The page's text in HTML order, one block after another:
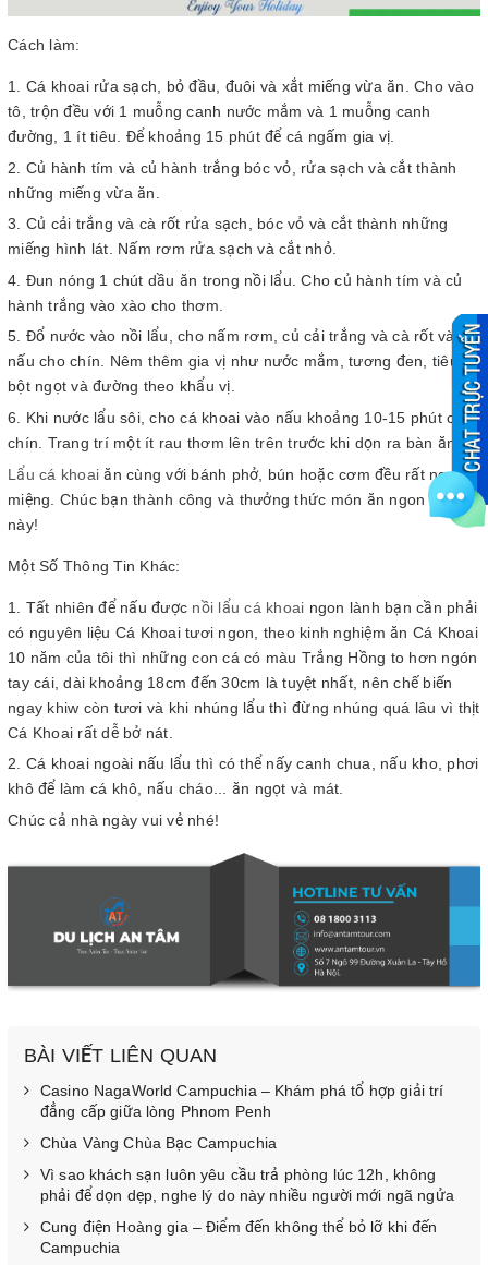
Cách làm:
Cá khoai rửa sạch, bỏ đầu, đuôi và xắt miếng vừa ăn. Cho vào
tô, trộn đều với 1 muỗng canh nước mắm và 1 muỗng canh
đường, 1 ít tiêu. Để khoảng 15 phút để cá ngấm gia vị.
Củ hành tím và củ hành trắng bóc vỏ, rửa sạch và cắt thành
những miếng vừa ăn.
Củ cải trắng và cà rốt rửa sạch, bóc vỏ và cắt thành những
miếng hình lát. Nấm rơm rửa sạch và cắt nhỏ.
Đun nóng 1 chút dầu ăn trong nồi lẩu. Cho củ hành tím và củ
hành trắng vào xào cho thơm.
Đổ nước vào nồi lẩu, cho nấm rơm, củ cải trắng và cà rốt vào
nấu cho chín. Nêm thêm gia vị như nước mắm, tương đen, tiêu,
bột ngọt và đường theo khẩu vị.
Khi nước lẩu sôi, cho cá khoai vào nấu khoảng 10-15 phút cho
chín. Trang trí một ít rau thơm lên trên trước khi dọn ra bàn ăn.
Lẩu cá khoai ăn cùng với bánh phở, bún hoặc cơm đều rất ngon
miệng. Chúc bạn thành công và thưởng thức món ăn ngon miệng
này!
Một Số Thông Tin Khác:
Tất nhiên để nấu được nồi lẩu cá khoai ngon lành bạn cần phải
có nguyên liệu Cá Khoai tươi ngon, theo kinh nghiệm ăn Cá Khoai
10 năm của tôi thì những con cá có màu Trắng Hồng to hơn ngón
tay cái, dài khoảng 18cm đến 30cm là tuyệt nhất, nên chế biến
ngay khiw còn tươi và khi nhúng lẩu thì đừng nhúng quá lâu vì thịt
Cá Khoai rất dễ bở nát.
Cá khoai ngoài nấu lẩu thì có thể nấy canh chua, nấu kho, phơi
khô để làm cá khô, nấu cháo... ăn ngọt và mát.
Chúc cả nhà ngày vui vẻ nhé!
BÀI VIẾT LIÊN QUAN
Casino NagaWorld Campuchia – Khám phá tổ hợp giải trí
đẳng cấp giữa lòng Phnom Penh
Chùa Vàng Chùa Bạc Campuchia
Vì sao khách sạn luôn yêu cầu trả phòng lúc 12h, không
phải để dọn dẹp, nghe lý do này nhiều người mới ngã ngửa
Cung điện Hoàng gia – Điểm đến không thể bỏ lỡ khi đến
Campuchia